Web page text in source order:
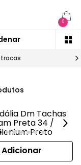
0
Adicionar